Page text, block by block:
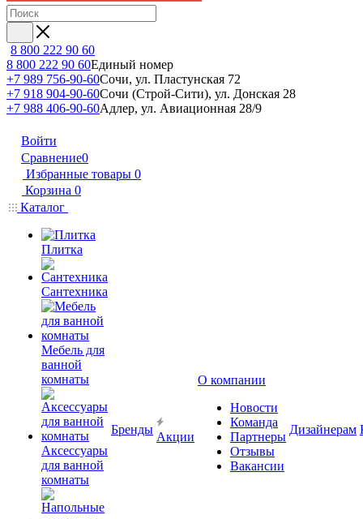
8 800 222 90 60
8 800 222 90 60Единый номер
+7 989 756-90-60Сочи, ул. Пластунская 72
+7 918 904-90-60Сочи (Строй-Сити), ул. Донская 28
+7 988 406-90-60Адлер, ул. Авиационная 28/9
Войти
Сравнение0
Избранные товары 0
Корзина 0
Каталог
Плитка
Сантехника
Мебель для
ванной
комнаты
Аксессуары
для ванной
комнаты
Бренды
Акции
О компании
Новости
Команда
Партнеры
Отзывы
Вакансии
Дизайнерам